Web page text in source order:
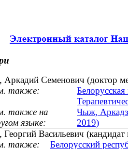
Семенович (доктор
также:
также на
языке:
Чыж,
2019)
Васильевич
также:
Белорусский